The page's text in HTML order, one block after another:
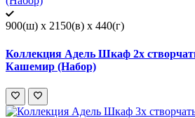
900(ш) x 2150(в) x 440(г)
Коллекция Адель Шкаф 2х
Кашемир (Набор)